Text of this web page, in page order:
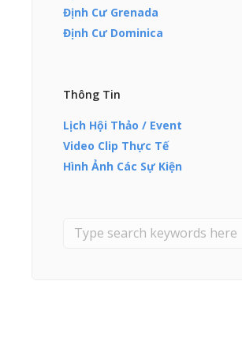
Định Cư Grenada
Định Cư Dominica
Thông Tin
Lịch Hội Thảo / Event
Video Clip Thực Tế
Hình Ảnh Các Sự Kiện